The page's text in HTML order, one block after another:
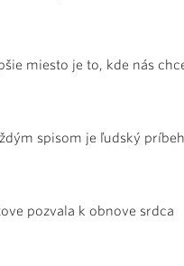
miesto je to, kde nás
spisom je ľudský príbeh
pozvala k obnove srdca